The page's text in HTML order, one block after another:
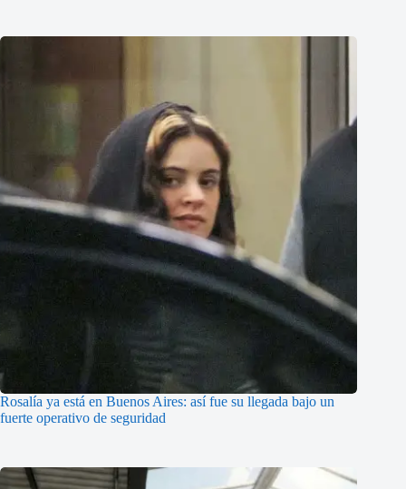
Rosalía ya está en Buenos Aires: así fue su llegada bajo un
fuerte operativo de seguridad